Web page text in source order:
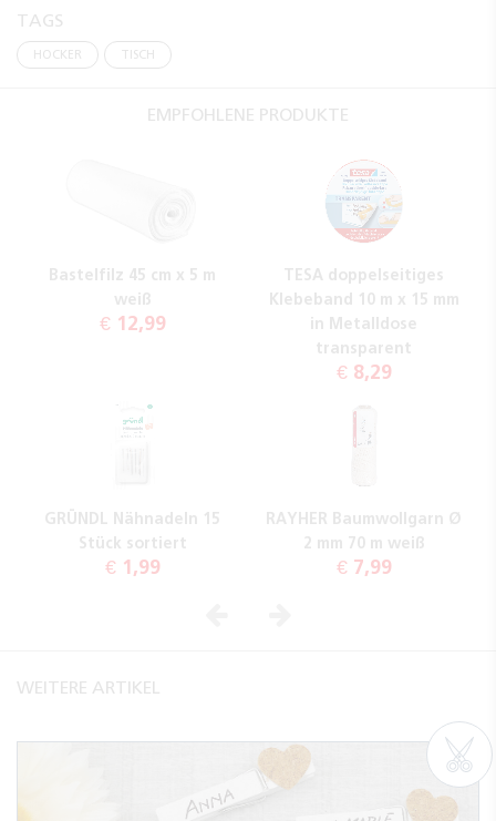
TAGS
HOCKER TISCH
EMPFOHLENE PRODUKTE
Bastelfilz 45 cm x 5 m
weiß
€ 12,99
TESA doppelseitiges
Klebeband 10 m x 15 mm
in Metalldose
transparent
€ 8,29
GRÜNDL Nähnadeln 15
Stück sortiert
€ 1,99
RAYHER Baumwollgarn Ø
2 mm 70 m weiß
€ 7,99
WEITERE ARTIKEL